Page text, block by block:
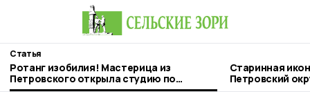
Статья
Ротанг изобилия! Мастерица из
Петровского открыла студию по
плетению из ротанга
Старинная
Петровский